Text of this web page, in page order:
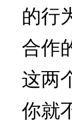
的行
合作
这两
你就